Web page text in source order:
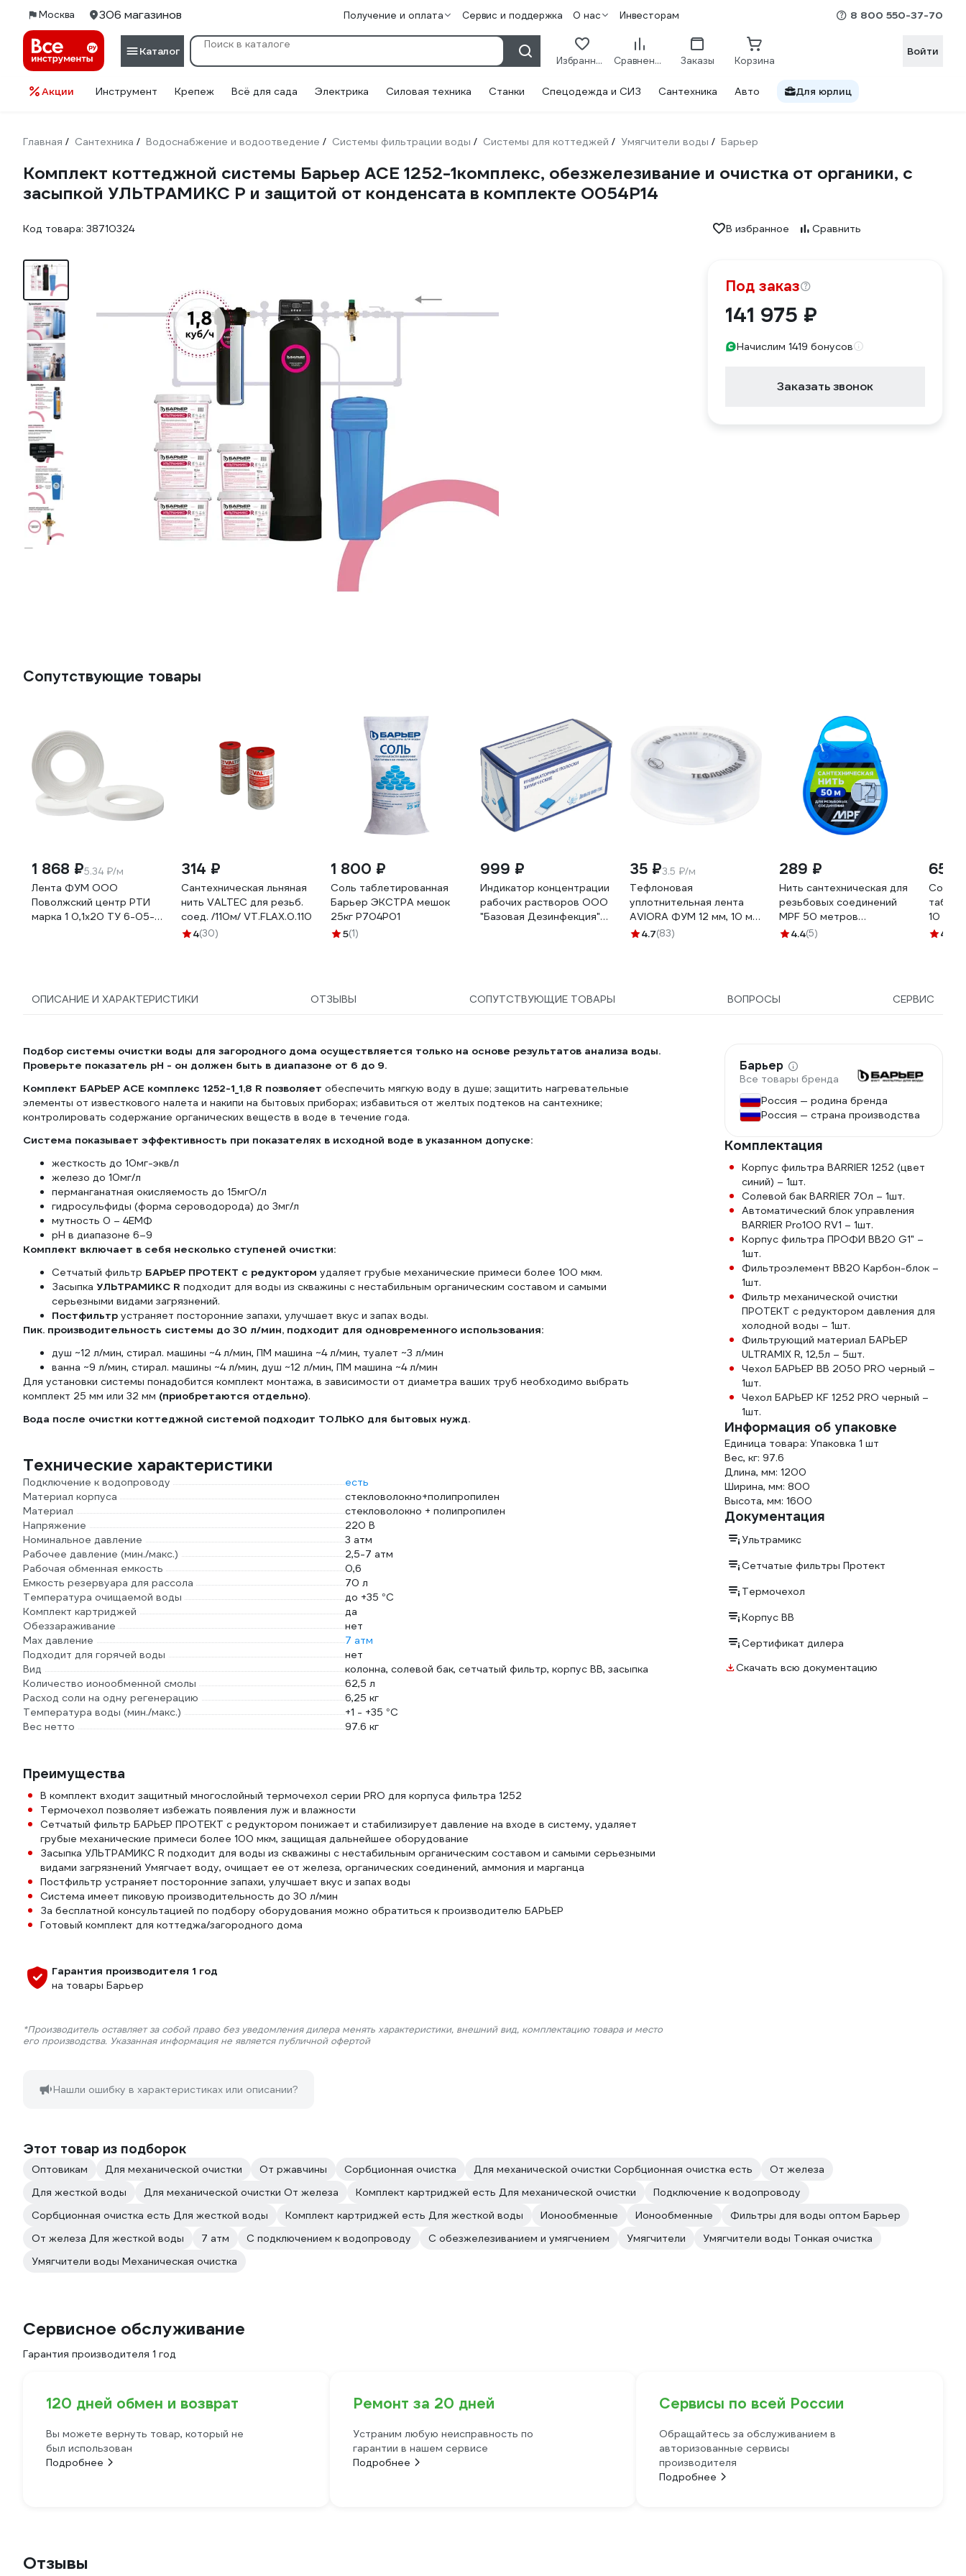
Москва 306 магазинов Получение и оплата Сервис и поддержка О нас Инвесторам 8 800 550-37-70
Каталог
Избранное Сравнение Заказы Корзина
Войти
Акции Инструмент Крепеж Всё для сада Электрика Силовая техника Станки Спецодежда и СИЗ Сантехника Авто Для юрлиц
Главная / Сантехника / Водоснабжение и водоотведение / Системы фильтрации воды / Системы для коттеджей / Умягчители воды / Барьер
Комплект коттеджной системы Барьер ACE 1252-1комплекс, обезжелезивание и очистка от органики, с
засыпкой УЛЬТРАМИКС P и защитой от конденсата в комплекте О054Р14
Код товара: 38710324 В избранное Сравнить
Под заказ
141 975 ₽
Начислим 1419 бонусов
Заказать звонок
Сопутствующие товары
1 868 ₽5.34 ₽/м
Лента ФУМ ООО
Поволжский центр РТИ
марка 1 0,1x20 ТУ 6-05-
314 ₽
Сантехническая льняная
нить VALTEC для резьб.
соед. /110м/ VT.FLAX.0.110
4(30)
1 800 ₽
Соль таблетированная
Барьер ЭКСТРА мешок
25кг Р704Р01
5(1)
999 ₽
Индикатор концентрации
рабочих растворов ООО
"Базовая Дезинфекция"
35 ₽3.5 ₽/м
Тефлоновая
уплотнительная лента
AVIORA ФУМ 12 мм, 10 м
302-117
4.7(83)
289 ₽
Нить сантехническая для
резьбовых соединений
MPF 50 метров
ИС.131706.ИМ
4.4(5)
659
Соль
10 кг,
4.7
ОПИСАНИЕ И ХАРАКТЕРИСТИКИ ОТЗЫВЫ СОПУТСТВУЮЩИЕ ТОВАРЫ ВОПРОСЫ СЕРВИС
Подбор системы очистки воды для загородного дома осуществляется только на основе результатов анализа воды.
Проверьте показатель pH - он должен быть в диапазоне от 6 до 9.
Комплект БАРЬЕР ACE комплекс 1252-1_1,8 R позволяет обеспечить мягкую воду в душе; защитить нагревательные
элементы от известкового налета и накипи на бытовых приборах; избавиться от желтых подтеков на сантехнике;
контролировать содержание органических веществ в воде в течение года.
Система показывает эффективность при показателях в исходной воде в указанном допуске:
жесткость до 10мг-экв/л
железо до 10мг/л
перманганатная окисляемость до 15мгО/л
гидросульфиды (форма сероводорода) до 3мг/л
мутность 0 – 4ЕМФ
pH в диапазоне 6–9
Комплект включает в себя несколько ступеней очистки:
Сетчатый фильтр БАРЬЕР ПРОТЕКТ с редуктором удаляет грубые механические примеси более 100 мкм.
Засыпка УЛЬТРАМИКС R подходит для воды из скважины с нестабильным органическим составом и самыми
серьезными видами загрязнений.
Постфильтр устраняет посторонние запахи, улучшает вкус и запах воды.
Пик. производительность системы до 30 л/мин, подходит для одновременного использования:
душ ~12 л/мин, стирал. машины ~4 л/мин, ПМ машина ~4 л/мин, туалет ~3 л/мин
ванна ~9 л/мин, стирал. машины ~4 л/мин, душ ~12 л/мин, ПМ машина ~4 л/мин
Для установки системы понадобится комплект монтажа, в зависимости от диаметра ваших труб необходимо выбрать
комплект 25 мм или 32 мм (приобретаются отдельно).
Вода после очистки коттеджной системой подходит ТОЛЬКО для бытовых нужд.
Технические характеристики
Подключение к водопроводу
есть
Материал корпуса
стекловолокно+полипропилен
Материал
стекловолокно + полипропилен
Напряжение
220 В
Номинальное давление
3 атм
Рабочее давление (мин./макс.)
2,5-7 атм
Рабочая обменная емкость
0,6
Емкость резервуара для рассола
70 л
Температура очищаемой воды
до +35 °С
Комплект картриджей
да
Обеззараживание
нет
Max давление
7 атм
Подходит для горячей воды
нет
Вид
колонна, солевой бак, сетчатый фильтр, корпус ВВ, засыпка
Количество ионообменной смолы
62,5 л
Расход соли на одну регенерацию
6,25 кг
Температура воды (мин./макс.)
+1 - +35 °С
Вес нетто
97.6 кг
Преимущества
В комплект входит защитный многослойный термочехол серии PRO для корпуса фильтра 1252
Термочехол позволяет избежать появления луж и влажности
Сетчатый фильтр БАРЬЕР ПРОТЕКТ с редуктором понижает и стабилизирует давление на входе в систему, удаляет
грубые механические примеси более 100 мкм, защищая дальнейшее оборудование
Засыпка УЛЬТРАМИКС R подходит для воды из скважины с нестабильным органическим составом и самыми серьезными
видами загрязнений Умягчает воду, очищает ее от железа, органических соединений, аммония и марганца
Постфильтр устраняет посторонние запахи, улучшает вкус и запах воды
Система имеет пиковую производительность до 30 л/мин
За бесплатной консультацией по подбору оборудования можно обратиться к производителю БАРЬЕР
Готовый комплект для коттеджа/загородного дома
Гарантия производителя 1 год
на товары Барьер
*Производитель оставляет за собой право без уведомления дилера менять характеристики, внешний вид, комплектацию товара и место
его производства. Указанная информация не является публичной офертой
Нашли ошибку в характеристиках или описании?
Барьер
Все товары бренда
Россия — родина бренда
Россия — страна производства
Комплектация
Корпус фильтра BARRIER 1252 (цвет
синий) – 1шт.
Солевой бак BARRIER 70л – 1шт.
Автоматический блок управления
BARRIER Pro100 RV1 – 1шт.
Корпус фильтра ПРОФИ BB20 G1" –
1шт.
Фильтроэлемент ВВ20 Карбон-блок –
1шт.
Фильтр механической очистки
ПРОТЕКТ с редуктором давления для
холодной воды – 1шт.
Фильтрующий материал БАРЬЕР
ULTRAMIX R, 12,5л – 5шт.
Чехол БАРЬЕР BB 2050 PRO черный –
1шт.
Чехол БАРЬЕР KF 1252 PRO черный –
1шт.
Информация об упаковке
Единица товара: Упаковка 1 шт
Вес, кг: 97.6
Длина, мм: 1200
Ширина, мм: 800
Высота, мм: 1600
Документация
Ультрамикс
Сетчатые фильтры Протект
Термочехол
Корпус ВВ
Сертификат дилера
Скачать всю документацию
Этот товар из подборок
Оптовикам Для механической очистки От ржавчины Сорбционная очистка Для механической очистки Сорбционная очистка есть
От железа
Для жесткой воды
Для механической очистки От железа Комплект картриджей есть Для механической очистки
Подключение к водопроводу
Сорбционная очистка есть Для жесткой воды
Комплект картриджей есть Для жесткой воды Ионообменные Ионообменные
Фильтры для воды оптом Барьер
От железа Для жесткой воды
7 атм С подключением к водопроводу С обезжелезиванием и умягчением Умягчители
Умягчители воды Тонкая очистка
Умягчители воды Механическая очистка
Сервисное обслуживание
Гарантия производителя 1 год
120 дней обмен и возврат
Вы можете вернуть товар, который не
был использован
Подробнее
Ремонт за 20 дней
Устраним любую неисправность по
гарантии в нашем сервисе
Подробнее
Сервисы по всей России
Обращайтесь за обслуживанием в
авторизованные сервисы
производителя
Подробнее
Отзывы